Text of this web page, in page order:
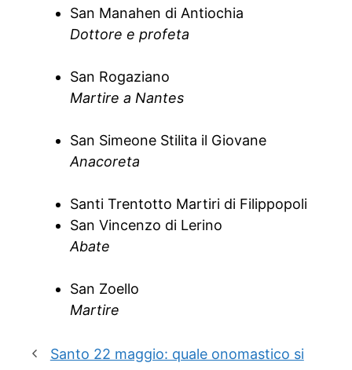
San Manahen di Antiochia
Dottore e profeta
San Rogaziano
Martire a Nantes
San Simeone Stilita il Giovane
Anacoreta
Santi Trentotto Martiri di Filippopoli
San Vincenzo di Lerino
Abate
San Zoello
Martire
Santo 22 maggio: quale onomastico si